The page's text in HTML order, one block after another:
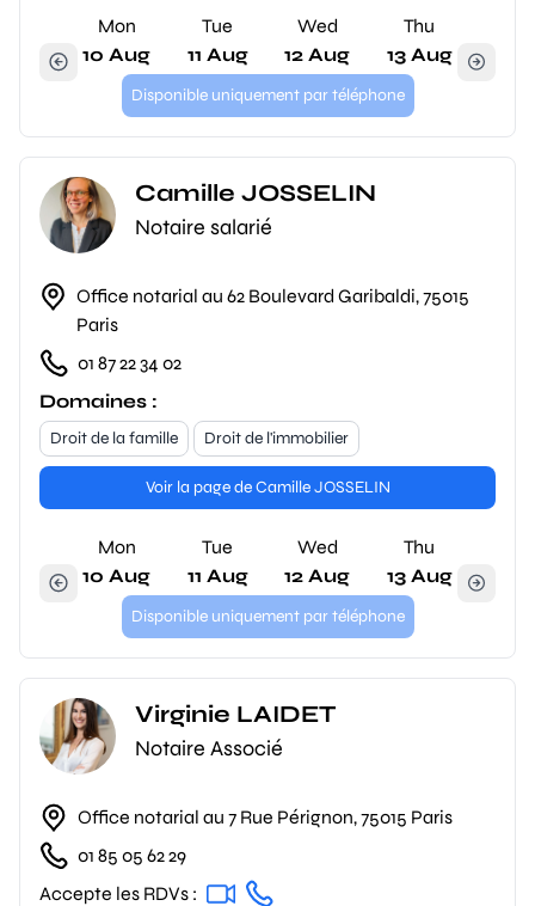
Mon
10 Aug
Tue
11 Aug
Wed
12 Aug
Thu
13 Aug
Disponible uniquement par téléphone
Camille JOSSELIN
Notaire salarié
Office notarial au 62 Boulevard Garibaldi, 75015
Paris
01 87 22 34 02
Domaines :
Droit de la famille Droit de l'immobilier
Voir la page de Camille JOSSELIN
Mon
10 Aug
Tue
11 Aug
Wed
12 Aug
Thu
13 Aug
Disponible uniquement par téléphone
Virginie LAIDET
Notaire Associé
Office notarial au 7 Rue Pérignon, 75015 Paris
01 85 05 62 29
Accepte les RDVs :